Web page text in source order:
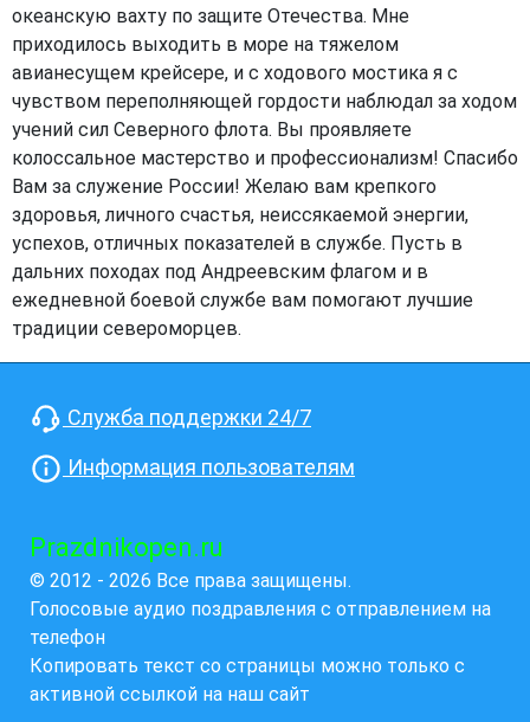
океанскую вахту по защите Отечества. Мне
приходилось выходить в море на тяжелом
авианесущем крейсере, и с ходового мостика я с
чувством переполняющей гордости наблюдал за ходом
учений сил Северного флота. Вы проявляете
колоссальное мастерство и профессионализм! Спасибо
Вам за служение России! Желаю вам крепкого
здоровья, личного счастья, неиссякаемой энергии,
успехов, отличных показателей в службе. Пусть в
дальних походах под Андреевским флагом и в
ежедневной боевой службе вам помогают лучшие
традиции североморцев.
Служба поддержки 24/7
Информация пользователям
Prazdnikopen.ru
© 2012 - 2026 Все права защищены.
Голосовые аудио поздравления с отправлением на
телефон
Копировать текст со страницы можно только с
активной ссылкой на наш сайт